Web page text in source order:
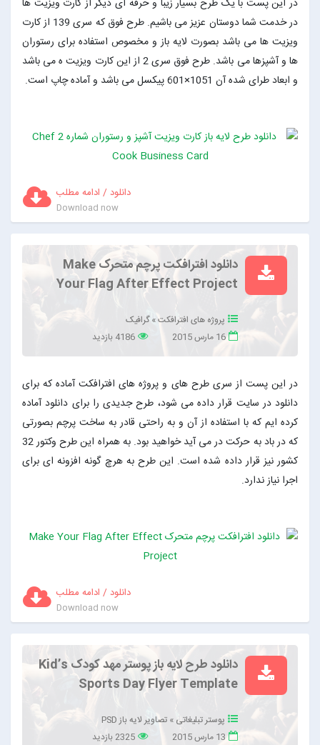
در خدمت شما دوستان عزیز می باشیم. طرح فوق که سری 139 از کارت
ویزیت ها می باشد بصورت لایه باز و مخصوص استفاده برای رستوران
ها و آشپزها می باشد. طرح فوق سری 2 از این کارت ویزیت ه می باشد
و ابعاد طرای شده آن 1051×601 پیکسل می باشد و آماده چاپ است.
دانلود / ادامه مطلب
Download now
دانلود افترافکت پرچم متحرک Make
Your Flag After Effect Project
پروژه های افترافکت»گرافیک
16 مارس 2015
4186 بازدید
در این پست از سری طرح های و پروژه های افترافکت آماده که برای
دانلود در سایت قرار داده می شود، طرح جدیدی را برای دانلود آماده
کرده ایم که با استفاده از آن و به راحتی قادر به ساخت پرچم بصورتی
که در باد به حرکت در می آید خواهید بود. به همراه این طرح وکتور 32
کشور نیز قرار داده شده است. این طرح به هرچ گونه افزونه ای برای
اجرا نیاز ندارد.
دانلود / ادامه مطلب
Download now
دانلود طرح لایه باز پوستر مهد کودک Kid’s
Sports Day Flyer Template
پوستر تبلیغاتی »تصاویر لایه باز PSD
13 مارس 2015
2325 بازدید